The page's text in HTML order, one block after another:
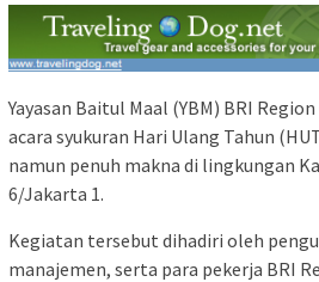
Yayasan Baitul Maal (YBM) BRI
acara syukuran Hari Ulang Tahun
namun penuh makna di lingkungan
6/Jakarta 1.
Kegiatan tersebut dihadiri oleh
manajemen, serta para pekerja BRI